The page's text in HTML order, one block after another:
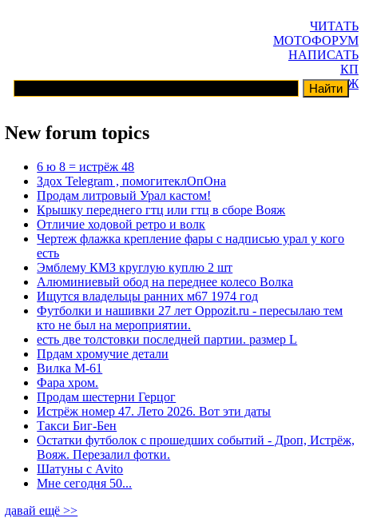
ЧИТАТЬ
МОТОФОРУМ
НАПИСАТЬ
КП
ГАРАЖ
New forum topics
6 ю 8 = истрёж 48
Здох Telegram , помогитеклОпОна
Продам литровый Урал кастом!
Крышку переднего гтц или гтц в сборе Вояж
Отличие ходовой ретро и волк
Чертеж флажка крепление фары с надписью урал у кого
есть
Эмблему КМЗ круглую куплю 2 шт
Алюминиевый обод на переднее колесо Волка
Ищутся владельцы ранних м67 1974 год
Футболки и нашивки 27 лет Oppozit.ru - пересылаю тем
кто не был на мероприятии.
есть две толстовки последней партии. размер L
Прдам хромучие детали
Вилка М-61
Фара хром.
Продам шестерни Герцог
Истрёж номер 47. Лето 2026. Вот эти даты
Такси Биг-Бен
Остатки футболок с прошедших событий - Дроп, Истрёж,
Вояж. Перезалил фотки.
Шатуны с Avito
Мне сегодня 50...
давай ещё >>